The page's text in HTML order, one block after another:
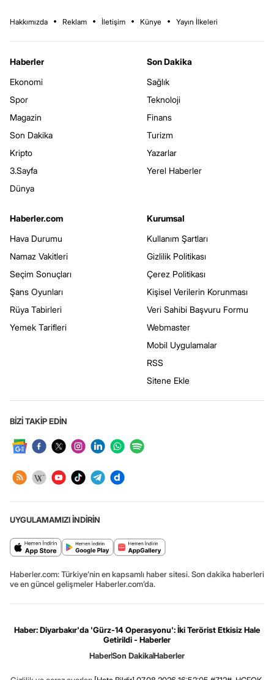
Hakkımızda Reklam İletişim Künye Yayın İlkeleri
Haberler
Ekonomi
Spor
Magazin
Son Dakika
Kripto
3.Sayfa
Dünya
Son Dakika
Sağlık
Teknoloji
Finans
Turizm
Yazarlar
Yerel Haberler
Haberler.com
Hava Durumu
Namaz Vakitleri
Seçim Sonuçları
Şans Oyunları
Rüya Tabirleri
Yemek Tarifleri
Kurumsal
Kullanım Şartları
Gizlilik Politikası
Çerez Politikası
Kişisel Verilerin Korunması
Veri Sahibi Başvuru Formu
Webmaster
Mobil Uygulamalar
RSS
Sitene Ekle
BİZİ TAKİP EDİN
UYGULAMAMIZI İNDİRİN
Haberler.com: Türkiye’nin en kapsamlı haber sitesi. Son dakika haberleri
ve en güncel gelişmeler Haberler.com’da.
Haber: Diyarbakır'da 'Gürz-14 Operasyonu': İki Terörist Etkisiz Hale
Getirildi - Haberler
HaberSon DakikaHaberler